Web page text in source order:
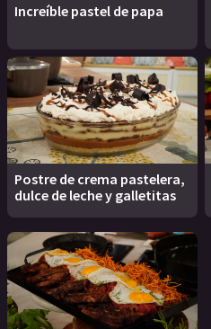
Increíble pastel de papa
Postre de crema pastelera,
dulce de leche y galletitas